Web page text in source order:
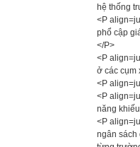
hệ thống
<P
phổ cập
</P>
<P
ở các cụm
<P
<P
năng
<P
ngân sách